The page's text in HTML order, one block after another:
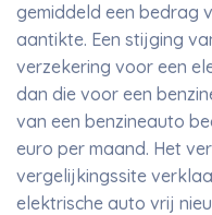
gemiddeld een bedrag
aantikte. Een stijging
verzekering voor een
dan die voor een
van een benzineauto
euro per maand. Het
vergelijkingssite
elektrische auto vrij